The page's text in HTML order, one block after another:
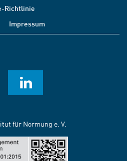
Richtlinie
Impressum
für Normung e. V.